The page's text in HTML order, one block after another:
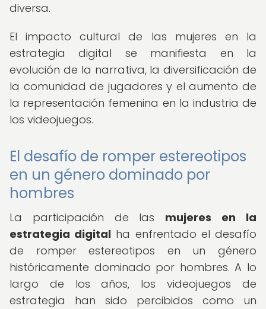
diversa.
El impacto cultural de las mujeres en la
estrategia digital se manifiesta en la
evolución de la narrativa, la diversificación de
la comunidad de jugadores y el aumento de
la representación femenina en la industria de
los videojuegos.
El desafío de romper estereotipos
en un género dominado por
hombres
La participación de las mujeres en la
estrategia digital ha enfrentado el desafío
de romper estereotipos en un género
históricamente dominado por hombres. A lo
largo de los años, los videojuegos de
estrategia han sido percibidos como un